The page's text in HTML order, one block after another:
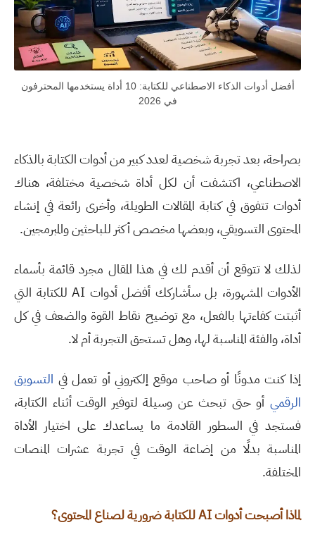
أفضل أدوات الذكاء الاصطناعي للكتابة: 10 أداة يستخدمها المحترفون
في 2026
بصراحة، بعد تجربة شخصية لعدد كبير من أدوات الكتابة بالذكاء
الاصطناعي، اكتشفت أن لكل أداة شخصية مختلفة، هناك
أدوات تتفوق في كتابة المقالات الطويلة، وأخرى رائعة في إنشاء
المحتوى التسويقي، وبعضها مخصص أكثر للباحثين والمبرمجين.
لذلك لا تتوقع أن أقدم لك في هذا المقال مجرد قائمة بأسماء
الأدوات المشهورة، بل سأشاركك أفضل أدوات AI للكتابة التي
أثبتت كفاءتها بالفعل، مع توضيح نقاط القوة والضعف في كل
أداة، والفئة المناسبة لها، وهل تستحق التجربة أم لا.
إذا كنت مدونًا أو صاحب موقع إلكتروني أو تعمل في التسويق
الرقمي أو حتى تبحث عن وسيلة لتوفير الوقت أثناء الكتابة،
فستجد في السطور القادمة ما يساعدك على اختيار الأداة
المناسبة بدلًا من إضاعة الوقت في تجربة عشرات المنصات
المختلفة.
لماذا أصبحت أدواتAIللكتابة ضرورية لصناع المحتوى؟